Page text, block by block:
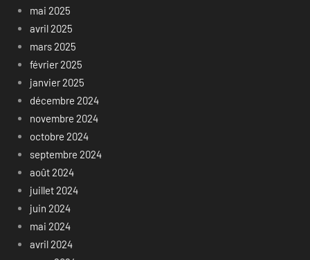
mai 2025
avril 2025
mars 2025
février 2025
janvier 2025
décembre 2024
novembre 2024
octobre 2024
septembre 2024
août 2024
juillet 2024
juin 2024
mai 2024
avril 2024